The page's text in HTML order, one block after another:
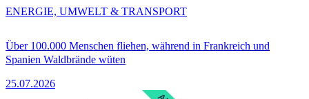
Über 100.000 Menschen fliehen, während in Frankreich und
Spanien Waldbrände wüten
25.07.2026
ENERGIE, UMWELT & TRANSPORT